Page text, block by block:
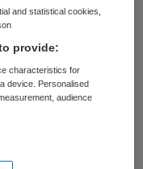
in 2015.
ruim
bij. De
hoe hun
ook
per
Dat kan
and statistical cookies,
provide:
characteristics for
device. Personalised
audience